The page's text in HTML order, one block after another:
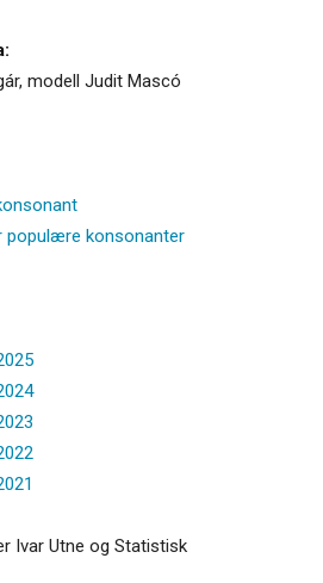
modell Judit Mascó
populære konsonanter
Ivar Utne og Statistisk